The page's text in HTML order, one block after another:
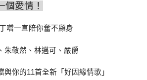
個愛情！
噹一直陪你奮不顧身
朱敬然、林邁可、嚴爵
與你的11首全新 「好因緣情歌」